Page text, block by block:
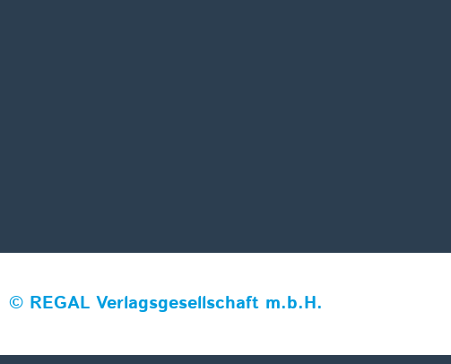
© REGAL Verlagsgesellschaft m.b.H.